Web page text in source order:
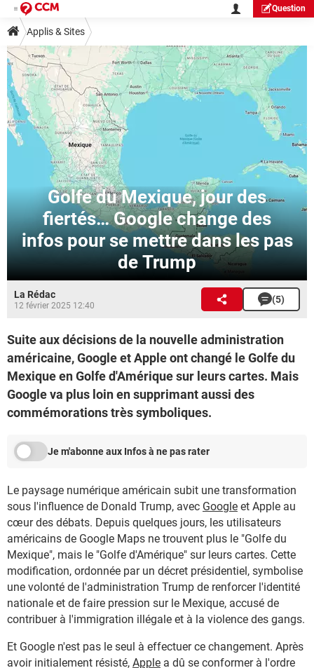
Question
Applis & Sites
Golfe du Mexique, jour des
fiertés… Google change des
infos pour se mettre dans les pas
de Trump
La Rédac
12 février 2025 12:40
(5)
Suite aux décisions de la nouvelle administration
américaine, Google et Apple ont changé le Golfe du
Mexique en Golfe d'Amérique sur leurs cartes. Mais
Google va plus loin en supprimant aussi des
commémorations très symboliques.
Je m'abonne aux Infos à ne pas rater
Le paysage numérique américain subit une transformation
sous l'influence de Donald Trump, avec Google et Apple au
cœur des débats. Depuis quelques jours, les utilisateurs
américains de Google Maps ne trouvent plus le "Golfe du
Mexique", mais le "Golfe d'Amérique" sur leurs cartes. Cette
modification, ordonnée par un décret présidentiel, symbolise
une volonté de l'administration Trump de renforcer l'identité
nationale et de faire pression sur le Mexique, accusé de
contribuer à l'immigration illégale et à la violence des gangs.
Et Google n'est pas le seul à effectuer ce changement. Après
avoir initialement résisté, Apple a dû se conformer à l'ordre